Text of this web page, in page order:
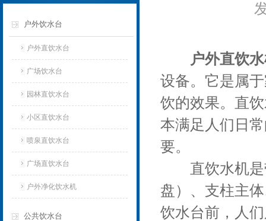
户外饮水台
户外直饮水台
广场饮水台
园林直饮水台
小区直饮水台
喷泉直饮水台
广场直饮水台
户外净化饮水机
公共饮水台
户外直饮水
设备。它是属
饮的效果。直
本满足人们日
要。
直饮水机是
盘）、支柱主
饮水台前，人